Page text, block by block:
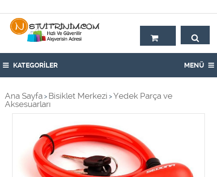
KATEGORİLER MENÜ
Ana Sayfa > Bisiklet Merkezi > Yedek Parça ve
Aksesuarları